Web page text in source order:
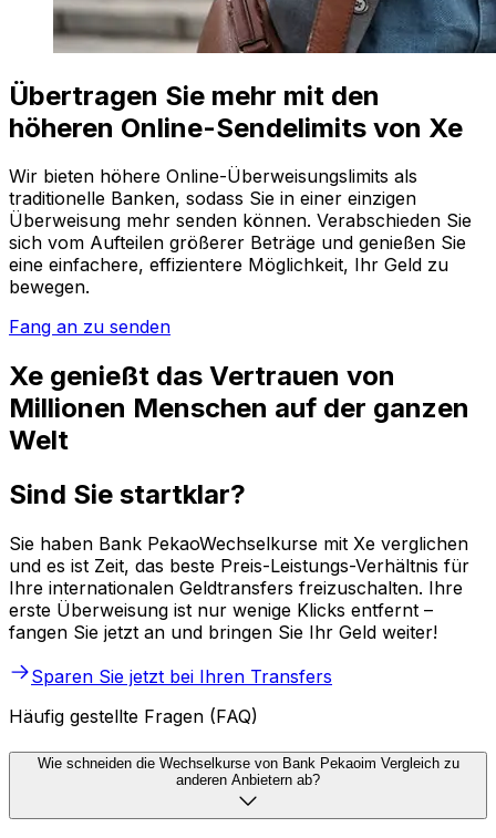
Übertragen Sie mehr mit den
höheren Online-Sendelimits von Xe
Wir bieten höhere Online-Überweisungslimits als
traditionelle Banken, sodass Sie in einer einzigen
Überweisung mehr senden können. Verabschieden Sie
sich vom Aufteilen größerer Beträge und genießen Sie
eine einfachere, effizientere Möglichkeit, Ihr Geld zu
bewegen.
Fang an zu senden
Xe genießt das Vertrauen von
Millionen Menschen auf der ganzen
Welt
Sind Sie startklar?
Sie haben Bank PekaoWechselkurse mit Xe verglichen
und es ist Zeit, das beste Preis-Leistungs-Verhältnis für
Ihre internationalen Geldtransfers freizuschalten. Ihre
erste Überweisung ist nur wenige Klicks entfernt –
fangen Sie jetzt an und bringen Sie Ihr Geld weiter!
Sparen Sie jetzt bei Ihren Transfers
Häufig gestellte Fragen (FAQ)
Wie schneiden die Wechselkurse von Bank Pekaoim Vergleich zu
anderen Anbietern ab?